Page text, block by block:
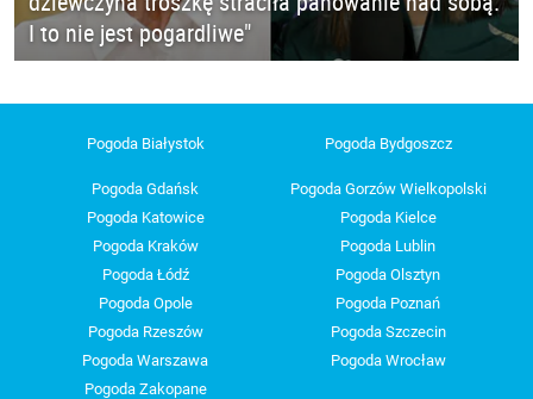
I to nie jest pogardliwe"
Pogoda Białystok Pogoda Bydgoszcz
Pogoda Gdańsk
Pogoda Gorzów Wielkopolski
Pogoda Katowice
Pogoda Kielce
Pogoda Kraków
Pogoda Lublin
Pogoda Łódź
Pogoda Olsztyn
Pogoda Opole
Pogoda Poznań
Pogoda Rzeszów
Pogoda Szczecin
Pogoda Warszawa
Pogoda Wrocław
Pogoda Zakopane